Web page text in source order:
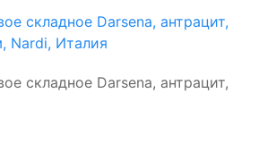
складное Darsena, антрацит,
Nardi, Италия
складное Darsena, антрацит,